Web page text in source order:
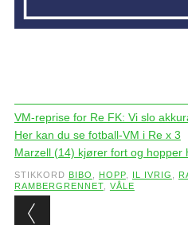
VM-reprise for Re FK: Vi slo
Her kan du se fotball-VM i Re x 3
Marzell (14) kjører fort og hopper
STIKKORD BIBO HOPP, IL IVRIG
RAMBERGRENNET, VÅLE
Post